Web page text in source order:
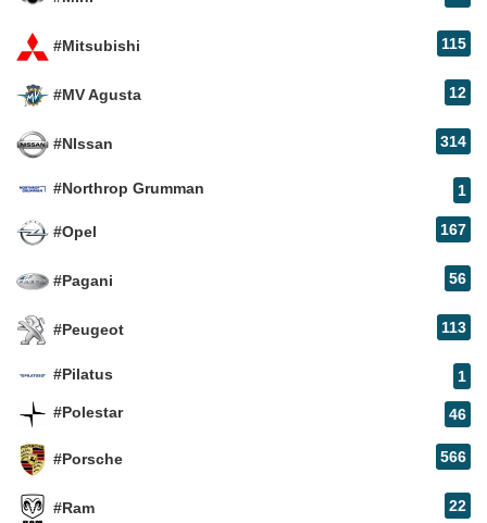
#Mitsubishi 115
#MV Agusta 12
#NIssan 314
#Northrop Grumman 1
#Opel 167
#Pagani 56
#Peugeot 113
#Pilatus 1
#Polestar 46
#Porsche 566
#Ram 22